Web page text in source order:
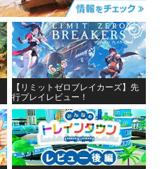
【リミットゼロブレイカーズ】先
行プレイレビュー！